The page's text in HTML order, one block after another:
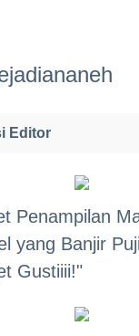
Editor
Penampilan
yang Banjir
Gustiiii!"